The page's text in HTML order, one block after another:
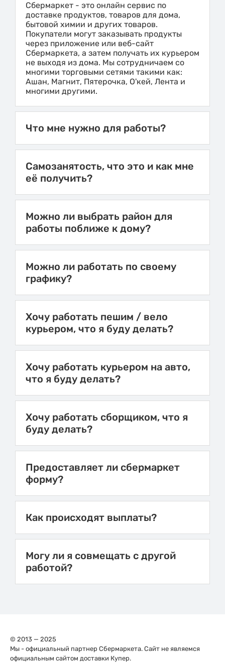
Сбермаркет - это онлайн сервис по
доставке продуктов, товаров для дома,
бытовой химии и других товаров.
Покупатели могут заказывать продукты
через приложение или веб-сайт
Сбермаркета, а затем получать их курьером
не выходя из дома. Мы сотрудничаем со
многими торговыми сетями такими как:
Ашан, Магнит, Пятерочка, О'кей, Лента и
многими другими.
Что мне нужно для работы?
Самозанятость, что это и как мне
её получить?
Можно ли выбрать район для
работы поближе к дому?
Можно ли работать по своему
графику?
Хочу работать пешим / вело
курьером, что я буду делать?
Хочу работать курьером на авто,
что я буду делать?
Хочу работать сборщиком, что я
буду делать?
Предоставляет ли сбермаркет
форму?
Как происходят выплаты?
Могу ли я совмещать с другой
работой?
© 2013 — 2025
Мы - официальный партнер Сбермаркета. Сайт не являемся
официальным сайтом доставки Купер.